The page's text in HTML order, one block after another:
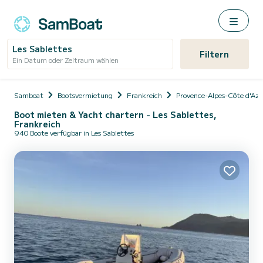
Les Sablettes
Ein Datum oder Zeitraum wählen Filtern
Samboat Bootsvermietung Frankreich Provence-Alpes-Côte
Boot mieten & Yacht chartern - Les Sablettes,
Frankreich
940 Boote verfügbar in Les Sablettes